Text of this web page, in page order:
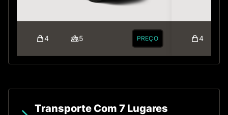
4 5 PREÇO 4
Transporte Com 7 Lugares